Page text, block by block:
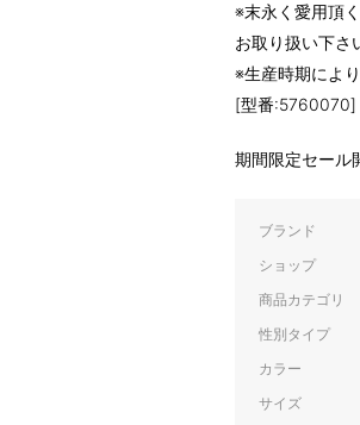
※末永く愛用頂
お取り扱い下さ
※生産時期によ
[型番:5760070]
期間限定セール
ブランド
ショップ
商品カテゴリ
性別タイプ
カラー
サイズ